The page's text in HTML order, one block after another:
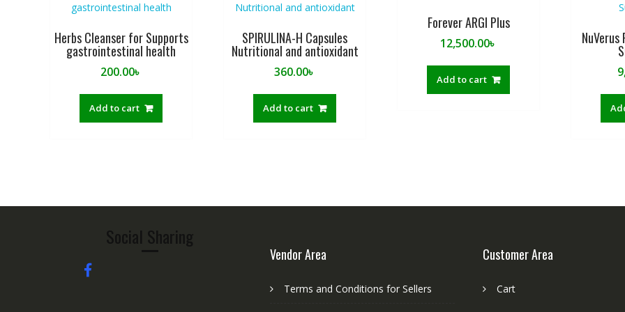
Herbs Cleanser for Supports
gastrointestinal health
200.00৳
Add to cart
SPIRULINA-H Capsules
Nutritional and antioxidant
360.00৳
Add to cart
Forever ARGI Plus
12,500.00৳
Add to cart
Social Sharing
Vendor Area
Terms and Conditions for Sellers
Customer Area
Cart